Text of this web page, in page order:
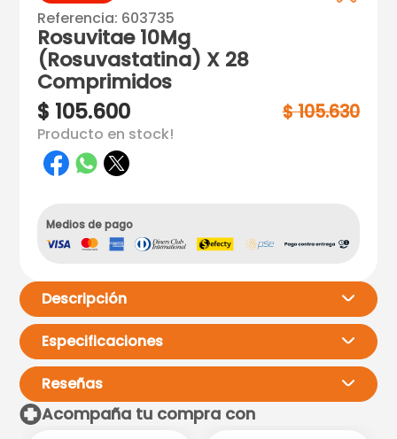
Referencia: 603735
Rosuvitae 10Mg
(Rosuvastatina) X 28
Comprimidos
$ 105.600 $105.630
Producto en stock!
Medios de pago
Descripción
Especificaciones
Reseñas
Acompaña tu compra con